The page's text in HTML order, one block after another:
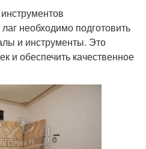
необходимо подготовить
и инструменты. Это
и обеспечить качественное